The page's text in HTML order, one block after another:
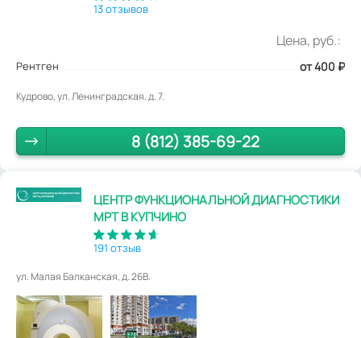
13 отзывов
Цена, руб.:
Рентген от 400 ₽
Кудрово, ул. Ленинградская, д. 7.
8 (812) 385-69-22
ЦЕНТР ФУНКЦИОНАЛЬНОЙ ДИАГНОСТИКИ
МРТ В КУПЧИНО
191 отзыв
ул. Малая Балканская, д. 26В.